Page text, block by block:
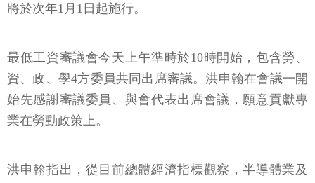
將於次年1月1日起施行。
最低工資審議會今天上午準時於10時開始，包含勞、
資、政、學4方委員共同出席審議。洪申翰在會議一開
始先感謝審議委員、與會代表出席會議，願意貢獻專
業在勞動政策上。
洪申翰指出，從目前總體經濟指標觀察，半導體業及